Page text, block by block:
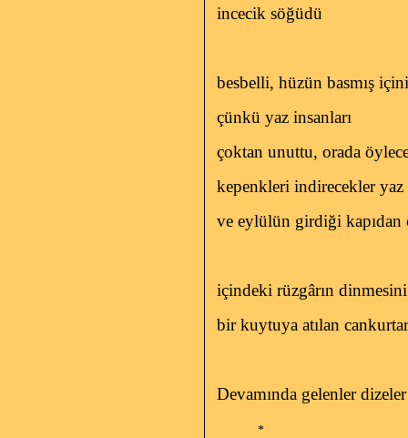
incecik söğüdü
besbelli, hüzün basmış içini
çünkü yaz insanları
çoktan unuttu, orada
kepenkleri indirecekler yaz
ve eylülün girdiği kapıdan
içindeki rüzgârın
bir kuytuya atılan
Devamında gelenler
*